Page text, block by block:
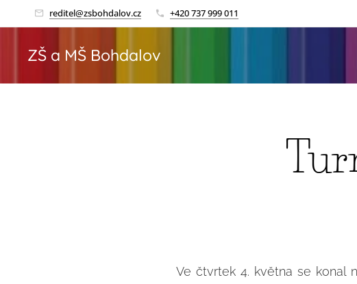
reditel@zsbohdalov.cz +420 737 999 011
ZŠ a MŠ Bohdalov
Ve čtvrtek 4. května se konal